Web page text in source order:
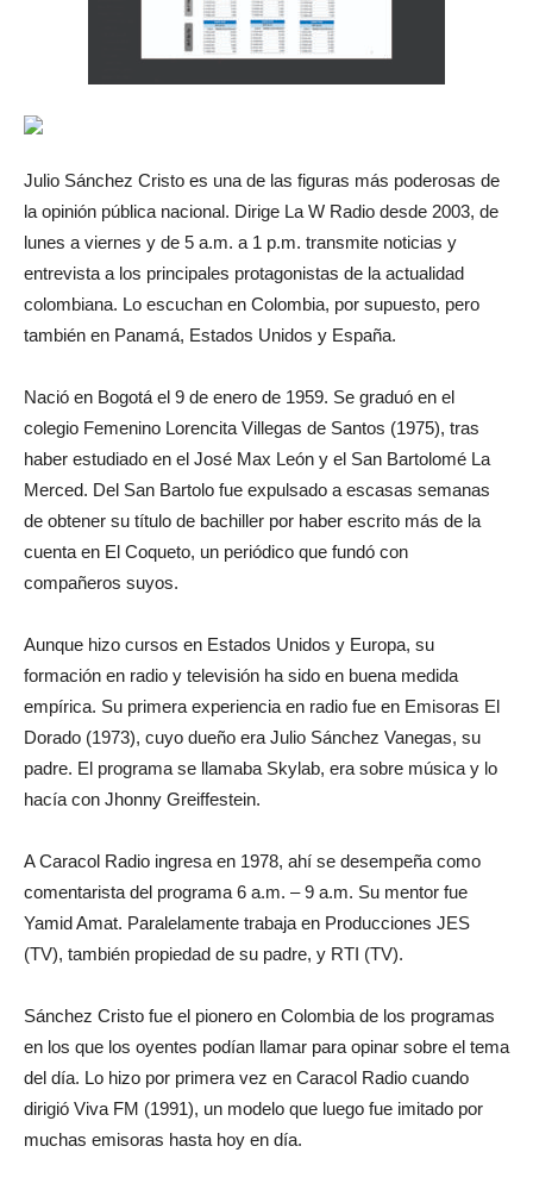
Julio Sánchez Cristo es una de las figuras más poderosas de
la opinión pública nacional. Dirige La W Radio desde 2003, de
lunes a viernes y de 5 a.m. a 1 p.m. transmite noticias y
entrevista a los principales protagonistas de la actualidad
colombiana. Lo escuchan en Colombia, por supuesto, pero
también en Panamá, Estados Unidos y España.
Nació en Bogotá el 9 de enero de 1959. Se graduó en el
colegio Femenino Lorencita Villegas de Santos (1975), tras
haber estudiado en el José Max León y el San Bartolomé La
Merced. Del San Bartolo fue expulsado a escasas semanas
de obtener su título de bachiller por haber escrito más de la
cuenta en El Coqueto, un periódico que fundó con
compañeros suyos.
Aunque hizo cursos en Estados Unidos y Europa, su
formación en radio y televisión ha sido en buena medida
empírica. Su primera experiencia en radio fue en Emisoras El
Dorado (1973), cuyo dueño era Julio Sánchez Vanegas, su
padre. El programa se llamaba Skylab, era sobre música y lo
hacía con Jhonny Greiffestein.
A Caracol Radio ingresa en 1978, ahí se desempeña como
comentarista del programa 6 a.m. – 9 a.m. Su mentor fue
Yamid Amat. Paralelamente trabaja en Producciones JES
(TV), también propiedad de su padre, y RTI (TV).
Sánchez Cristo fue el pionero en Colombia de los programas
en los que los oyentes podían llamar para opinar sobre el tema
del día. Lo hizo por primera vez en Caracol Radio cuando
dirigió Viva FM (1991), un modelo que luego fue imitado por
muchas emisoras hasta hoy en día.